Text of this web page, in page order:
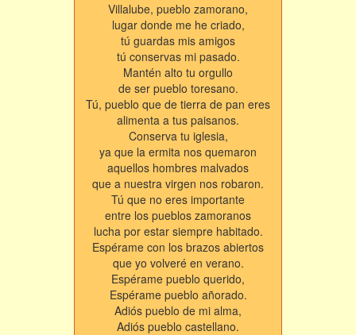
Villalube, pueblo zamorano,
lugar donde me he criado,
tú guardas mis amigos
tú conservas mi pasado.
Mantén alto tu orgullo
de ser pueblo toresano.
Tú, pueblo que de tierra de pan eres
alimenta a tus paisanos.
Conserva tu iglesia,
ya que la ermita nos quemaron
aquellos hombres malvados
que a nuestra virgen nos robaron.
Tú que no eres importante
entre los pueblos zamoranos
lucha por estar siempre habitado.
Espérame con los brazos abiertos
que yo volveré en verano.
Espérame pueblo querido,
Espérame pueblo añorado.
Adiós pueblo de mi alma,
Adiós pueblo castellano.